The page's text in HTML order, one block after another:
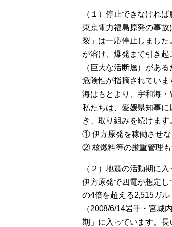
（１）停止できなけれ
東京電力福島原発の事
裂」は一応停止しまし
が溶け、爆発まで引き
（巨大な活断層）があ
危険性が指摘されてい
海はもとより、宇和海・
私たちは、愛媛県知事
き、取り組みを続けます
① 伊方原発を稼働させな
② 核燃料等の厳重管理も
（２）地震の活動期に
伊方原発で四電が想定
の4倍を超える2,515ガ
（2008/6/14岩手・宮城
期」に入っています。